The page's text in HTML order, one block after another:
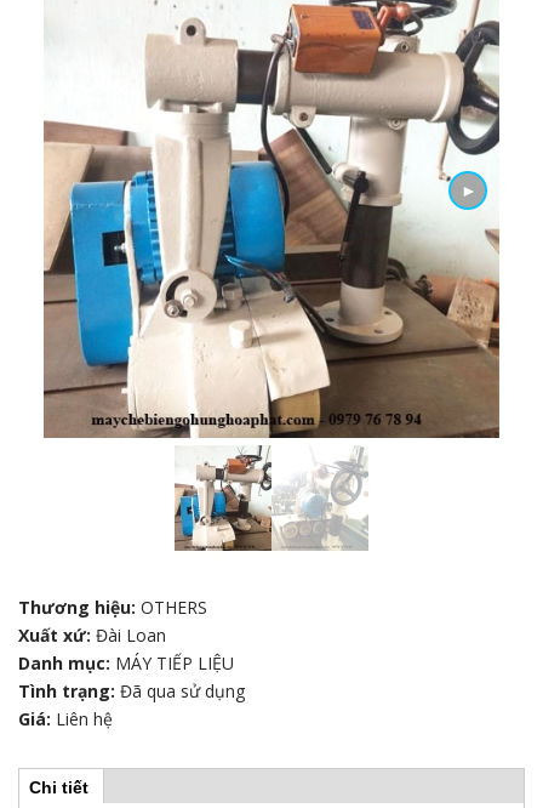
m
►
Thương hiệu: OTHERS
Xuất xứ: Đài Loan
Danh mục: MÁY TIẾP LIỆU
Tình trạng: Đã qua sử dụng
Giá: Liên hệ
Chi tiết